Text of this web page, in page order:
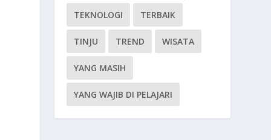
TEKNOLOGI TERBAIK
TINJU TREND WISATA
YANG MASIH
YANG WAJIB DI PELAJARI